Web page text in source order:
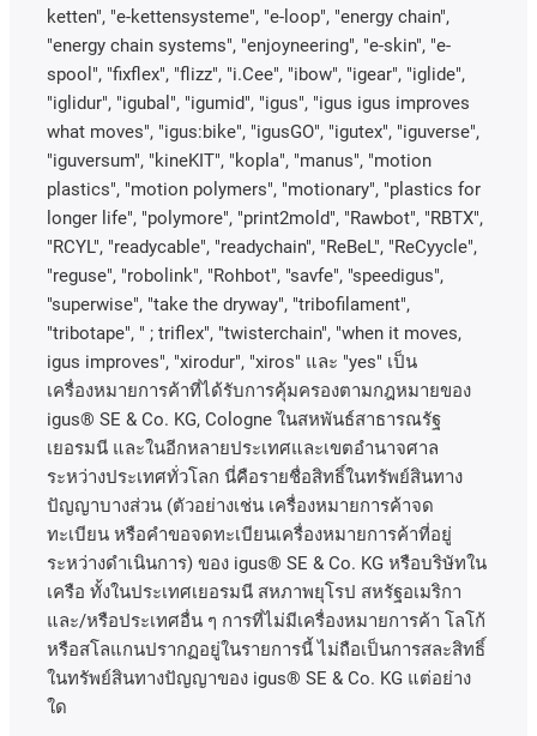
ketten", "e-kettensysteme", "e-loop", "energy chain",
"energy chain systems", "enjoyneering", "e-skin", "e-
spool", "fixflex", "flizz", "i.Cee", "ibow", "igear", "iglide",
"iglidur", "igubal", "igumid", "igus", "igus igus improves
what moves", "igus:bike", "igusGO", "igutex", "iguverse",
"iguversum", "kineKIT", "kopla", "manus", "motion
plastics", "motion polymers", "motionary", "plastics for
longer life", "polymore", "print2mold", "Rawbot", "RBTX",
"RCYL", "readycable", "readychain", "ReBeL", "ReCyycle",
"reguse", "robolink", "Rohbot", "savfe", "speedigus",
"superwise", "take the dryway", "tribofilament",
"tribotape", " ; triflex", "twisterchain", "when it moves,
igus improves", "xirodur", "xiros" และ "yes" เป็น
เครื่องหมายการค้าที่ได้รับการคุ้มครองตามกฎหมายของ
igus® SE & Co. KG, Cologne ในสหพันธ์สาธารณรัฐ
เยอรมนี และในอีกหลายประเทศและเขตอํานาจศาล
ระหว่างประเทศทั่วโลก นี่คือรายชื่อสิทธิ์ในทรัพย์สินทาง
ปัญญาบางส่วน (ตัวอย่างเช่น เครื่องหมายการค้าจด
ทะเบียน หรือคำขอจดทะเบียนเครื่องหมายการค้าที่อยู่
ระหว่างดำเนินการ) ของ igus® SE & Co. KG หรือบริษัทใน
เครือ ทั้งในประเทศเยอรมนี สหภาพยุโรป สหรัฐอเมริกา
และ/หรือประเทศอื่น ๆ การที่ไม่มีเครื่องหมายการค้า โลโก้
หรือสโลแกนปรากฏอยู่ในรายการนี้ ไม่ถือเป็นการสละสิทธิ์
ในทรัพย์สินทางปัญญาของ igus® SE & Co. KG แต่อย่าง
ใด